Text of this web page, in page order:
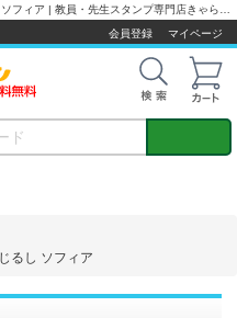
会員登録
マイページ
るし ソフィア